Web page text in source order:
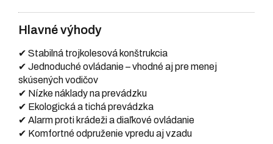
Hlavné výhody
✔ Stabilná trojkolesová konštrukcia
✔ Jednoduché ovládanie – vhodné aj pre menej
skúsených vodičov
✔ Nízke náklady na prevádzku
✔ Ekologická a tichá prevádzka
✔ Alarm proti krádeži a diaľkové ovládanie
✔ Komfortné odpruženie vpredu aj vzadu